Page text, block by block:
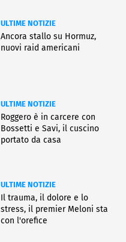
ULTIME NOTIZIE
Ancora stallo su Hormuz,
nuovi raid americani
ULTIME NOTIZIE
Roggero è in carcere con
Bossetti e Savi, il cuscino
portato da casa
ULTIME NOTIZIE
Il trauma, il dolore e lo
stress, il premier Meloni sta
con l'orefice